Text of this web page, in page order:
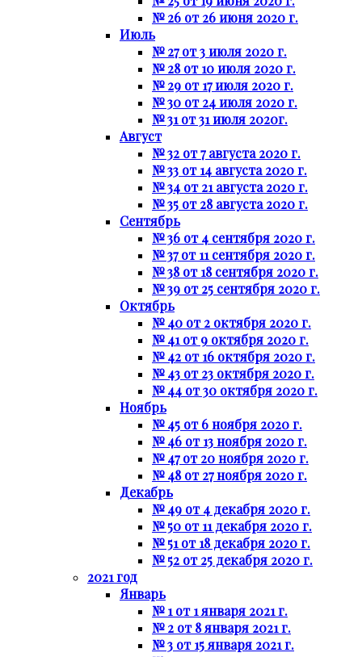
№ 26 от 26 июня 2020 г.
Июль
№ 27 от 3 июля 2020 г.
№ 28 от 10 июля 2020 г.
№ 29 от 17 июля 2020 г.
№ 30 от 24 июля 2020 г.
№ 31 от 31 июля 2020г.
Август
№ 32 от 7 августа 2020 г.
№ 33 от 14 августа 2020 г.
№ 34 от 21 августа 2020 г.
№ 35 от 28 августа 2020 г.
Сентябрь
№ 36 от 4 сентября 2020 г.
№ 37 от 11 сентября 2020 г.
№ 38 от 18 сентября 2020 г.
№ 39 от 25 сентября 2020 г.
Октябрь
№ 40 от 2 октября 2020 г.
№ 41 от 9 октября 2020 г.
№ 42 от 16 октября 2020 г.
№ 43 от 23 октября 2020 г.
№ 44 от 30 октября 2020 г.
Ноябрь
№ 45 от 6 ноября 2020 г.
№ 46 от 13 ноября 2020 г.
№ 47 от 20 ноября 2020 г.
№ 48 от 27 ноября 2020 г.
Декабрь
№ 49 от 4 декабря 2020 г.
№ 50 от 11 декабря 2020 г.
№ 51 от 18 декабря 2020 г.
№ 52 от 25 декабря 2020 г.
2021 год
Январь
№ 1 от 1 января 2021 г.
№ 2 от 8 января 2021 г.
№ 3 от 15 января 2021 г.